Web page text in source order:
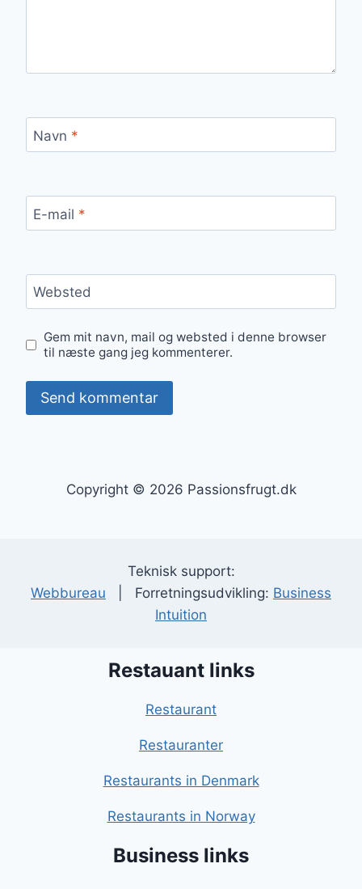
Navn *
E-mail *
Websted
Gem mit navn, mail og websted i denne browser
til næste gang jeg kommenterer.
Copyright © 2026 Passionsfrugt.dk
Teknisk support:
Webbureau | Forretningsudvikling: Business
Intuition
Restauant links
Restaurant
Restauranter
Restaurants in Denmark
Restaurants in Norway
Business links